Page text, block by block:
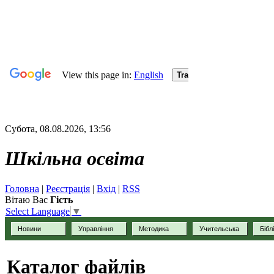
Субота, 08.08.2026, 13:56
Шкільна освіта
Головна | Реєстрація | Вхід | RSS
Вітаю Вас Гість
Select Language ▼
Новини Управління Методика Учительська
Каталог файлів